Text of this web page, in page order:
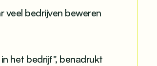
veel bedrijven beweren
het bedrijf", benadrukt